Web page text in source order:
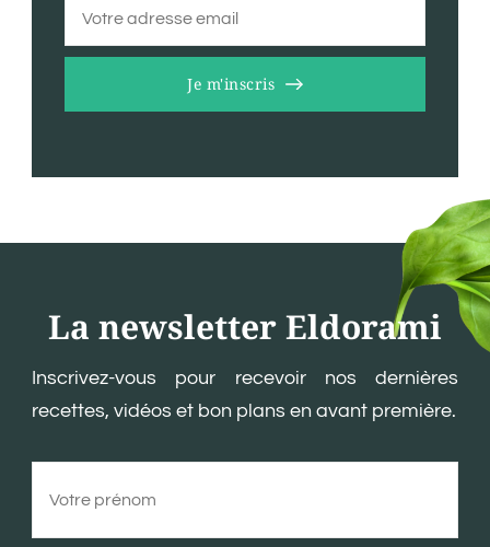
Je m'inscris
La newsletter Eldorami
Inscrivez-vous pour recevoir nos dernières
recettes, vidéos et bon plans en avant première.